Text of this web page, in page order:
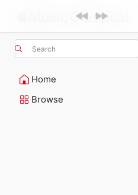
Search
Home
Browse